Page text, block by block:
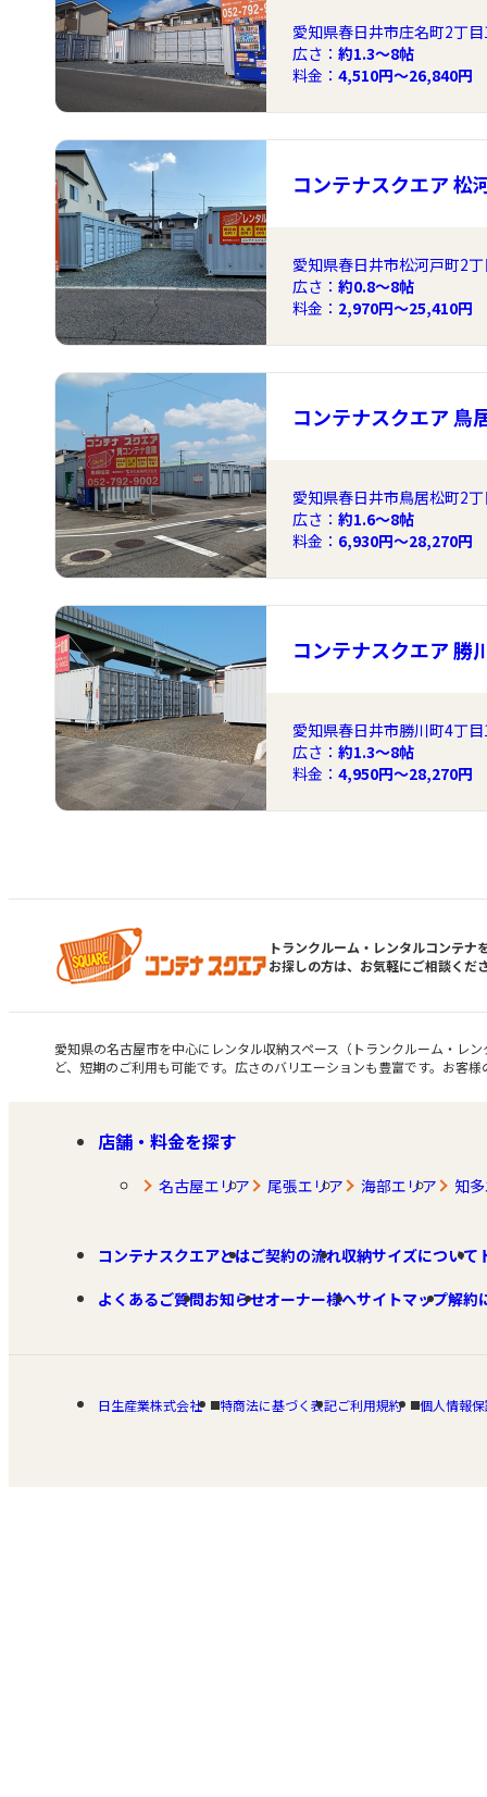
愛知県春日井市庄名町2丁
広さ： 約1.3〜8帖
料金： 4,510円～26,840円
コンテナスクエア 松
愛知県春日井市松河戸町2
広さ： 約0.8〜8帖
料金： 2,970円～25,410円
コンテナスクエア 鳥
愛知県春日井市鳥居松町2
広さ： 約1.6〜8帖
料金： 6,930円～28,270円
コンテナスクエア 勝
愛知県春日井市勝川町4丁
広さ： 約1.3〜8帖
料金： 4,950円～28,270円
トランクルーム・レンタルコンテナ
お探しの方は、お気軽にご相談くだ
愛知県の名古屋市を中心にレンタル収納スペース（トランクルーム・レ
ど、短期のご利用も可能です。広さのバリエーションも豊富です。お客
店舗・料金を探す
名古屋エリア 尾張エリア 海部エリア 知
コンテナスクエアとはご契約の流れ収納サイズについて
よくあるご質問お知らせオーナー様へサイトマップ解約
日生産業株式会社 特商法に基づく表記ご利用規約 個人情報